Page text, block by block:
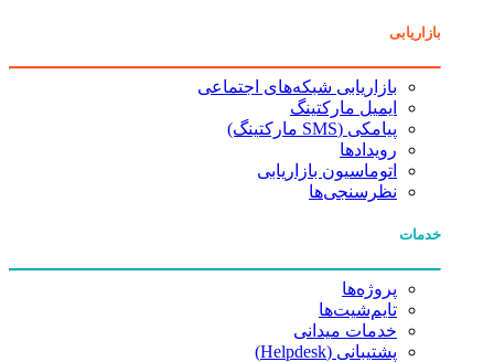
بازاریابی
بازاریابی شبکه‌های اجتماعی
ایمیل مارکتینگ
پیامکی (SMS مارکتینگ)
رویدادها
اتوماسیون بازاریابی
نظرسنجی‌ها
خدمات
پروژه‌ها
تایم‌شیت‌ها
خدمات میدانی
پشتیبانی (Helpdesk)